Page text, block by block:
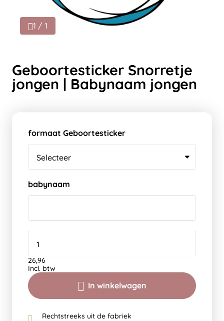
1 / 1
Geboortesticker Snorretje
jongen | Babynaam jongen
formaat Geboortesticker
babynaam
In winkelwagen
26,96
Incl. btw
Rechtstreeks uit de fabriek